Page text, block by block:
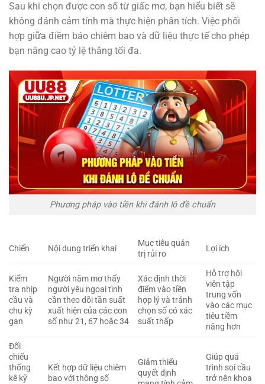
Sau khi chọn được con số từ giấc mơ, bạn hiểu biết sẽ
không đánh cảm tính mà thực hiện phân tích. Việc phối
hợp giữa điềm báo chiêm bao và dữ liệu thực tế cho phép
bạn nâng cao tỷ lệ thắng tối đa.
Phương pháp vào tiền khi đánh lô đề chuẩn
Chiến Nội dung triển khai
Mục tiêu quản
trị rủi ro
Lợi ích
Kiểm
tra nhịp
cầu và
chu kỳ
gan
Người nằm mơ thấy
người yêu ngoại tình
cần theo dõi tần suất
xuất hiện của các con
số như 21, 67 hoặc 34
Xác định thời
điểm vào tiền
hợp lý và tránh
chọn số có xác
suất thấp
Hỗ trợ hội
viên tập
trung vốn
vào các mục
tiêu tiềm
năng hơn
Đối
chiếu
thống
kê kỹ
Kết hợp dữ liệu chiêm
bao với thông số
Giảm thiểu
quyết định
Giúp quá
trình soi cầu
trở nên khoa